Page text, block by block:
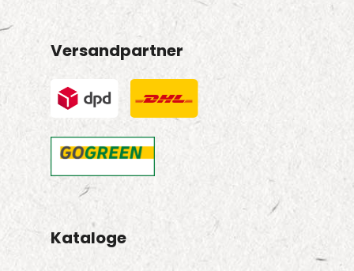
Versandpartner
Kataloge